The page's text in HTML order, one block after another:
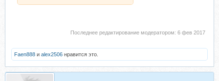
Последнее редактирование модератором: 6 фев 2017
Faen888 и alex2506 нравится это.